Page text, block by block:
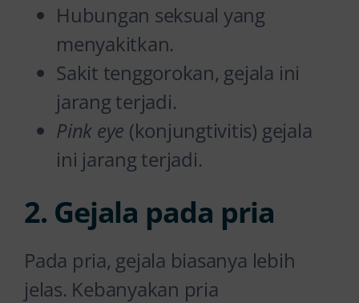
Hubungan seksual yang
menyakitkan.
Sakit tenggorokan, gejala ini
jarang terjadi.
Pink eye (konjungtivitis) gejala
ini jarang terjadi.
2. Gejala pada pria
Pada pria, gejala biasanya lebih
jelas. Kebanyakan pria